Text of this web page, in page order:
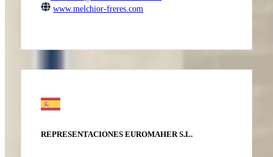
www.melchior-freres.com
REPRESENTACIONES EUROMAHER S.L.